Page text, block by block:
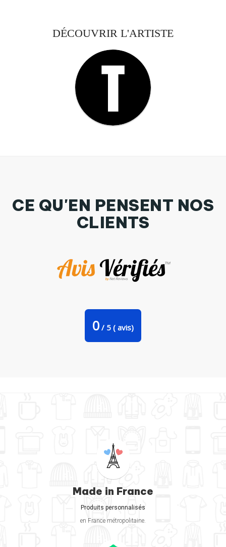
DÉCOUVRIR L'ARTISTE
CE QU'EN PENSENT NOS
CLIENTS
0 / 5 ( avis)
Made in France
Produits personnalisés
en France métropolitaine.